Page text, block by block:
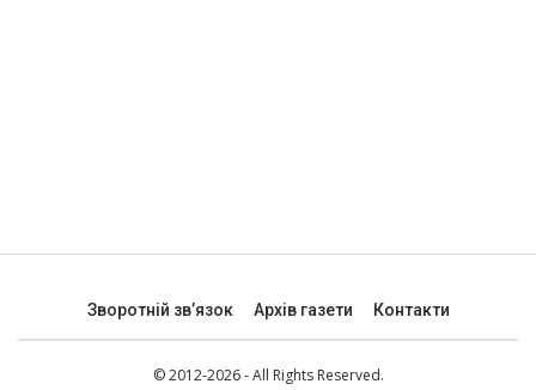
Зворотній зв’язок Архів газети Контакти
© 2012-2026 - All Rights Reserved.